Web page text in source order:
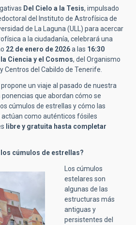
Del Cielo a la Tesis, impulsado
del Instituto de Astrofísica de
de La Laguna (ULL) para acercar
a la ciudadanía, celebrará una
22 de enero de 2026a las 16:30
Ciencia y el Cosmos, del Organismo
Centros del Cabildo de Tenerife.
un viaje al pasado de nuestra
que abordan cómo se
cúmulos de estrellas y cómo las
como auténticos fósiles
libre y gratuita hasta completar
cúmulos de estrellas?
Los cúmulos
estelares son
algunas de las
estructuras más
antiguas y
persistentes del